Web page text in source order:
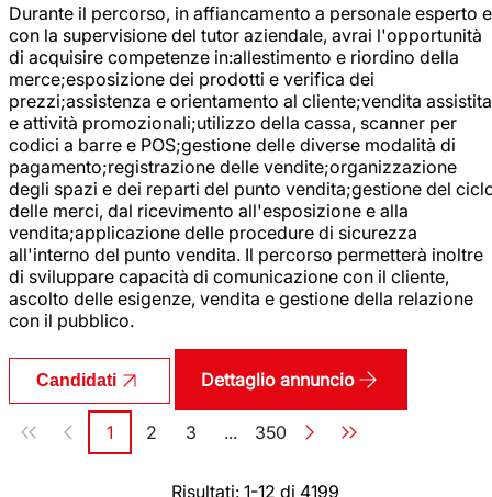
Durante il percorso, in affiancamento a personale esperto e
con la supervisione del tutor aziendale, avrai l'opportunità
di acquisire competenze in:allestimento e riordino della
merce;esposizione dei prodotti e verifica dei
prezzi;assistenza e orientamento al cliente;vendita assistita
e attività promozionali;utilizzo della cassa, scanner per
codici a barre e POS;gestione delle diverse modalità di
pagamento;registrazione delle vendite;organizzazione
degli spazi e dei reparti del punto vendita;gestione del
delle merci, dal ricevimento all'esposizione e alla
vendita;applicazione delle procedure di sicurezza
all'interno del punto vendita. Il percorso permetterà inoltre
di sviluppare capacità di comunicazione con il cliente,
ascolto delle esigenze, vendita e gestione della relazione
con il pubblico.
Candidati Dettaglio annuncio
Paginazione
Pagina
1 Pagina
2 Pagina
3 ... Pagina
350
Risultati: 1-12 di 4199